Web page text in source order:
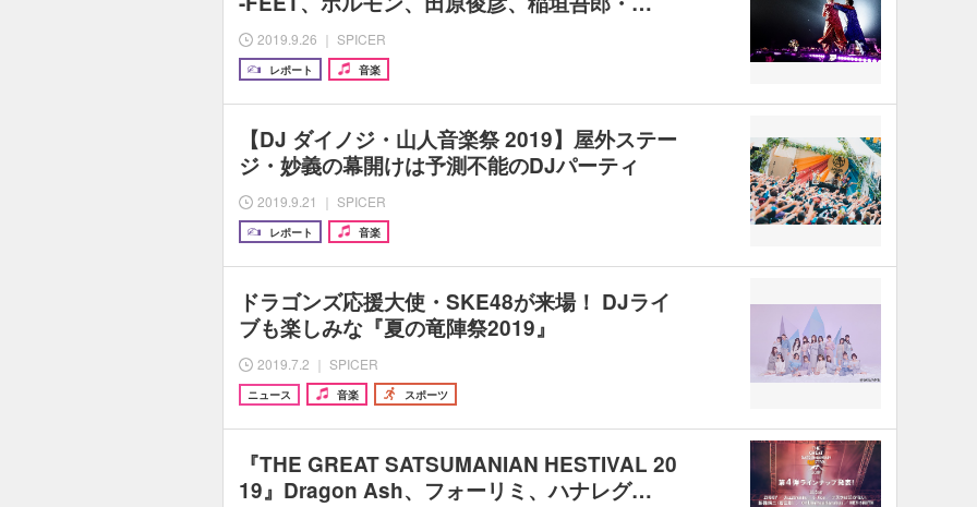
2019.9.26 ｜ SPICER
レポート 音楽
【DJ ダイノジ・山人音楽祭 2019】屋外ステー
ジ・妙義の幕開けは予測不能のDJパーティ
2019.9.21 ｜ SPICER
レポート 音楽
ドラゴンズ応援大使・SKE48が来場！ DJライ
ブも楽しみな『夏の竜陣祭2019』
2019.7.2 ｜ SPICER
ニュース 音楽 スポーツ
『THE GREAT SATSUMANIAN HESTIVAL 20
19』Dragon Ash、フォーリミ、ハナレグ…